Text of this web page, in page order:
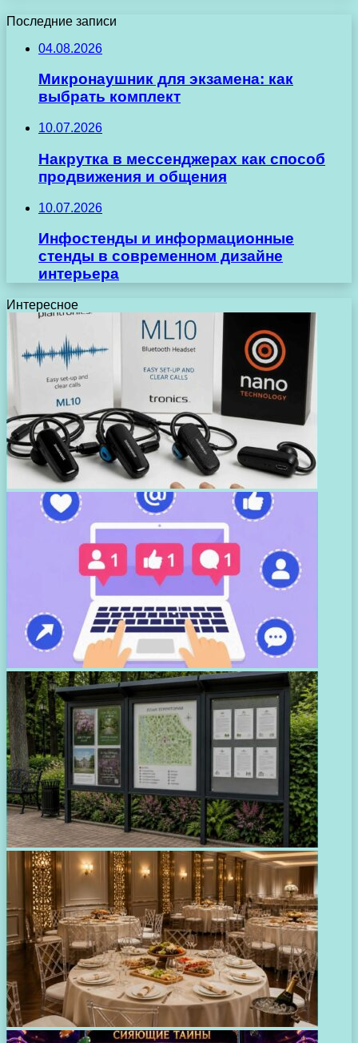
Последние записи
04.08.2026
Микронаушник для экзамена: как
выбрать комплект
10.07.2026
Накрутка в мессенджерах как способ
продвижения и общения
10.07.2026
Инфостенды и информационные
стенды в современном дизайне
интерьера
Интересное